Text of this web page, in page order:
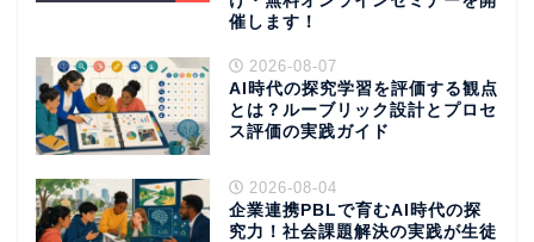
催します！
2026-08-07
AI時代の探究学習を評価する観点
とは？ルーブリック設計とプロセ
ス評価の実践ガイド
2026-08-04
企業連携PBLで育むAI時代の探
究力！社会課題解決の実践が生徒